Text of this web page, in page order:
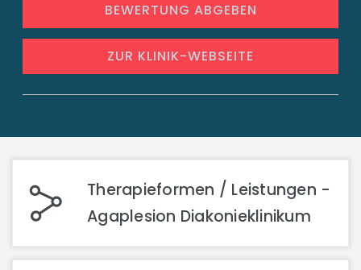
BEWERTUNG ABGEBEN
ZUR KLINIK-WEBSEITE
Therapieformen / Leistungen -
Agaplesion Diakonieklinikum